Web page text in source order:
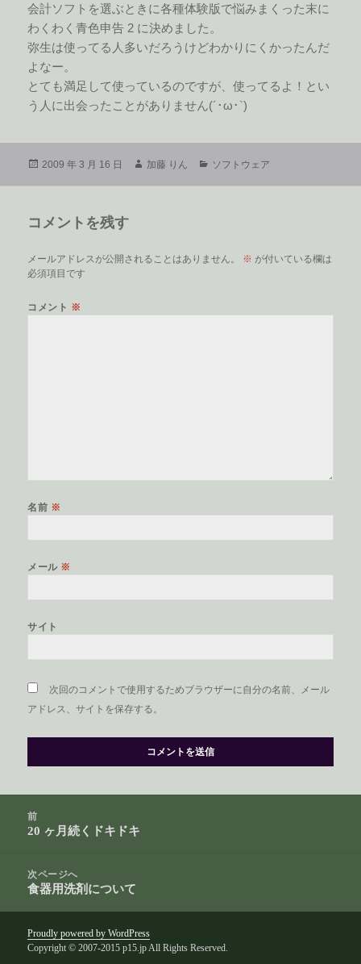
会計ソフトを選ぶときに各種体験版で悩みまくった末に
わくわく青色申告 2 に決めました。
弥生は使ってる人多いだろうけどわかりにくかったんだ
よなー。
とても満足して使っているのですが、使ってるよ！とい
う人に出会ったことがありません(´･ω･`)
投
2009 年 3 月 16 日
作
加藤 りん
カ
ソフトウェア
コメントを残す
メールアドレスが公開されることはありません。 ※ が付いている欄は
必須項目です
コメント ※
名前 ※
メール ※
サイト
次回のコメントで使用するためブラウザーに自分の名前、メール
アドレス、サイトを保存する。
前
前
投
稿:
20 ヶ月続くドキドキ
次ページへ
次
の
投
稿:
食器用洗剤について
Proudly powered by WordPress
Copyright © 2007-2015 p15.jp All Rights Reserved.